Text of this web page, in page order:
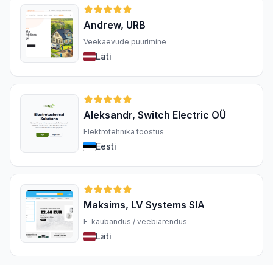
Andrew, URB
Veekaevude puurimine
Läti
Aleksandr, Switch Electric OÜ
Elektrotehnika tööstus
Eesti
Maksims, LV Systems SIA
E-kaubandus / veebiarendus
Läti